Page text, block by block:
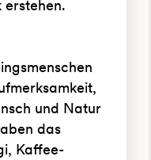
und Natur
das
Kaffee-